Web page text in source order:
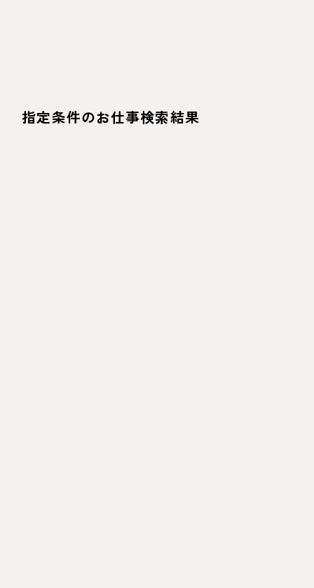
指定条件のお仕事検索結果